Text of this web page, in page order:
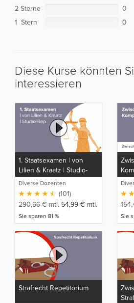
2 Sterne
0
1 Stern
0
Diese Kurse könnten
interessieren
1. Staatsexamen | von
Lilien & Kraatz | Studio-
Rep
Diverse Dozenten
(101)
290,66€mtl. 54,99 € mtl.
Sie sparen 81 % Sie
Strafrecht Repetitorium